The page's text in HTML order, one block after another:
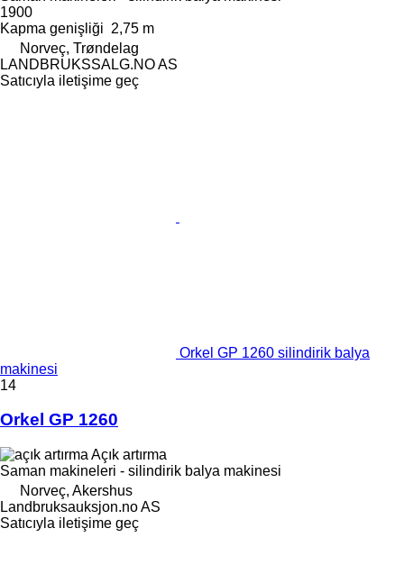
1900
Kapma genişliği 2,75 m
Norveç, Trøndelag
LANDBRUKSSALG.NO AS
Satıcıyla iletişime geç
Orkel GP 1260 silindirik balya
makinesi
14
Orkel GP 1260
Açık artırma
Saman makineleri - silindirik balya makinesi
Norveç, Akershus
Landbruksauksjon.no AS
Satıcıyla iletişime geç